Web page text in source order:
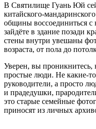
В Святилище Гуань Юй
китайского-
общины воссоединиться с
зайдёте в здание позади
стены внутри увешаны
возраста, от пола до
Уверен, вы проникнитесь,
простые люди. Не какие-
руководители, а просто
и прадедушки,
это старые семейные
приносят из личных